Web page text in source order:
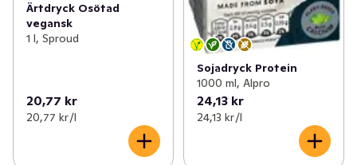
Ärtdryck Osötad
vegansk
1 l, Sproud
20,77 kr
20,77 kr /l
Sojadryck Protein
1000 ml, Alpro
24,13 kr
24,13 kr /l